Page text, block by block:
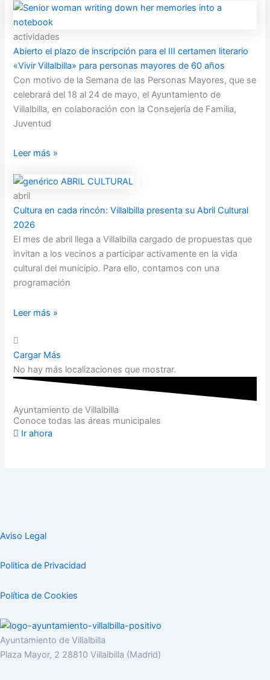
actividades
Abierto el plazo de inscripción para el III certamen literario
«Vivir Villalbilla» para personas mayores de 60 años
Con motivo de la Semana de las Personas Mayores, que se
celebrará del 18 al 24 de mayo, el Ayuntamiento de
Villalbilla, en colaboración con la Consejería de Familia,
Juventud
Leer más »
abril
Cultura en cada rincón: Villalbilla presenta su Abril Cultural
2026
El mes de abril llega a Villalbilla cargado de propuestas que
invitan a los vecinos a participar activamente en la vida
cultural del municipio. Para ello, contamos con una
programación
Leer más »
Cargar Más
No hay más localizaciones que mostrar.
Ayuntamiento de Villalbilla
Conoce todas las áreas municipales
Ir ahora
Aviso Legal
Politica de Privacidad
Política de Cookies
Ayuntamiento de Villalbilla
Plaza Mayor, 2 28810 Villalbilla (Madrid)